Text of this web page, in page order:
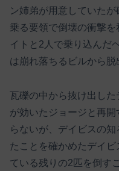
ン姉弟が用意していた
乗る要領で倒壊の衝撃
イトと2人で乗り込んだ
は崩れ落ちるビルから脱
瓦礫の中から抜け出し
が効いたジョージと再
らないが、デイビスの
たことを確かめたデイ
ている残りの2匹を倒す